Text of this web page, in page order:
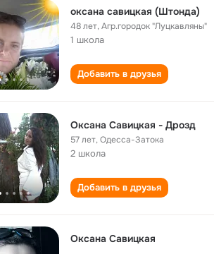
оксана савицкая (Штонда)
48 лет,Агр.городок "Луцкавляны"
1 школа
Добавить в друзья
Оксана Савицкая - Дрозд
57 лет,Одесса-Затока
2 школа
Добавить в друзья
Оксана Савицкая